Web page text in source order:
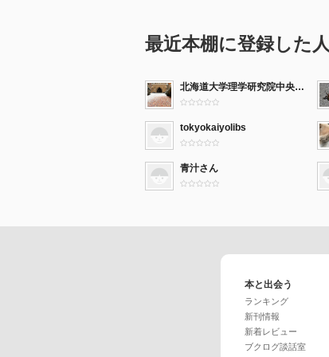
最近本棚に登録した人
北海道大学理学研究院中央図書室
tokyokaiyolibs
青汁さん
本と出会う
ランキング
新刊情報
新着レビュー
ブクログ談話室